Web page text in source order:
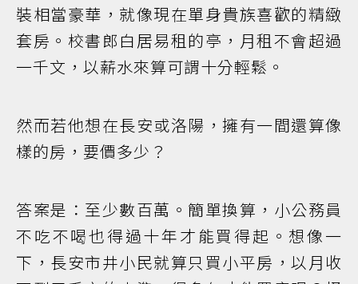
裝相當豪華，就像現在單身貴族喜歡的精緻
套房。校書郎白居易租的亭，月租不會超過
一千文，以薪水來算可謂十分輕鬆。
然而若他想在長安或洛陽，擁有一間還算像
樣的房，要價多少？
答案是：至少數百萬。簡單換算，小公務員
不吃不喝也得過十年才能買得起。想像一
下，長安市井小民就算只買小平房，以月收